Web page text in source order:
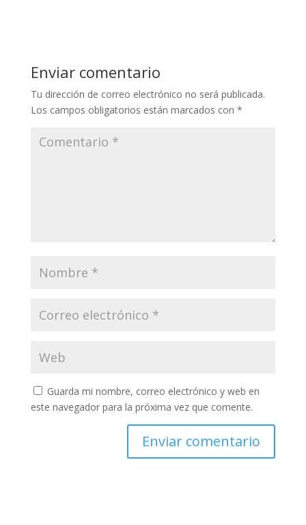
Enviar comentario
Tu dirección de correo electrónico no será publicada.
Los campos obligatorios están marcados con *
Guarda mi nombre, correo electrónico y web en
este navegador para la próxima vez que comente.